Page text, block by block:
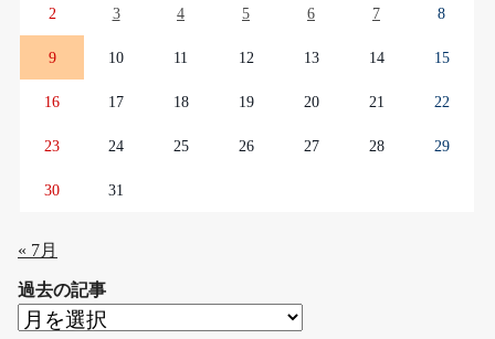
2 3 4 5 6 7 8
9 10 11 12 13 14 15
16 17 18 19 20 21 22
23 24 25 26 27 28 29
30 31
« 7月
過去の記事
過